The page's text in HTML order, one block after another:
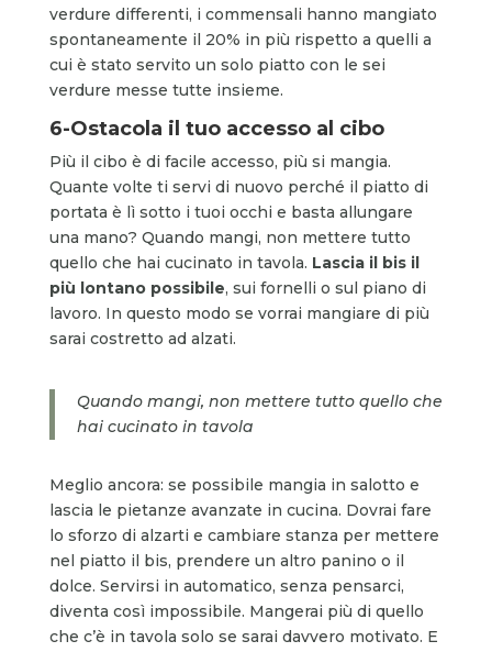
verdure differenti, i commensali hanno mangiato
spontaneamente il 20% in più rispetto a quelli a
cui è stato servito un solo piatto con le sei
verdure messe tutte insieme.
6-Ostacola il tuo accesso al cibo
Più il cibo è di facile accesso, più si mangia.
Quante volte ti servi di nuovo perché il piatto di
portata è lì sotto i tuoi occhi e basta allungare
una mano? Quando mangi, non mettere tutto
quello che hai cucinato in tavola. Lascia il bis il
più lontano possibile, sui fornelli o sul piano di
lavoro. In questo modo se vorrai mangiare di più
sarai costretto ad alzati.
Quando mangi, non mettere tutto quello che
hai cucinato in tavola
Meglio ancora: se possibile mangia in salotto e
lascia le pietanze avanzate in cucina. Dovrai fare
lo sforzo di alzarti e cambiare stanza per mettere
nel piatto il bis, prendere un altro panino o il
dolce. Servirsi in automatico, senza pensarci,
diventa così impossibile. Mangerai più di quello
che c’è in tavola solo se sarai davvero motivato. E